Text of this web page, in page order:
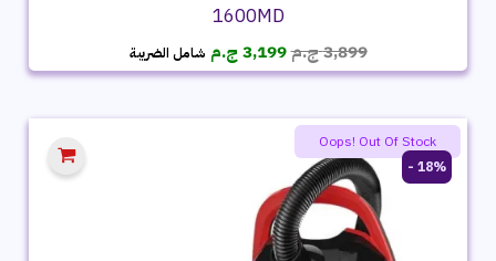
1600MD
3,899ج.مالسعر
الأصلي
3,899 ج.م.
3,199 ج.م السعر
الحالي
3,199 ج.م.
شامل الضريبة
18% -
Oops! Out Of Stock